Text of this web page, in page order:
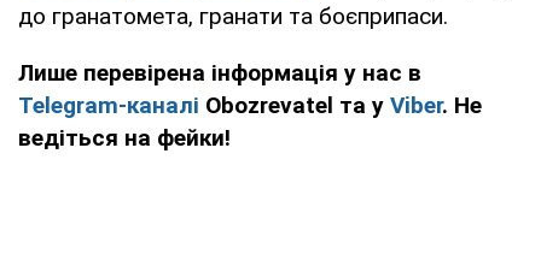
до гранатомета, гранати та боєприпаси.
Лише перевірена інформація у нас в
Telegram-каналі Obozrevatel та у Viber. Не
ведіться на фейки!